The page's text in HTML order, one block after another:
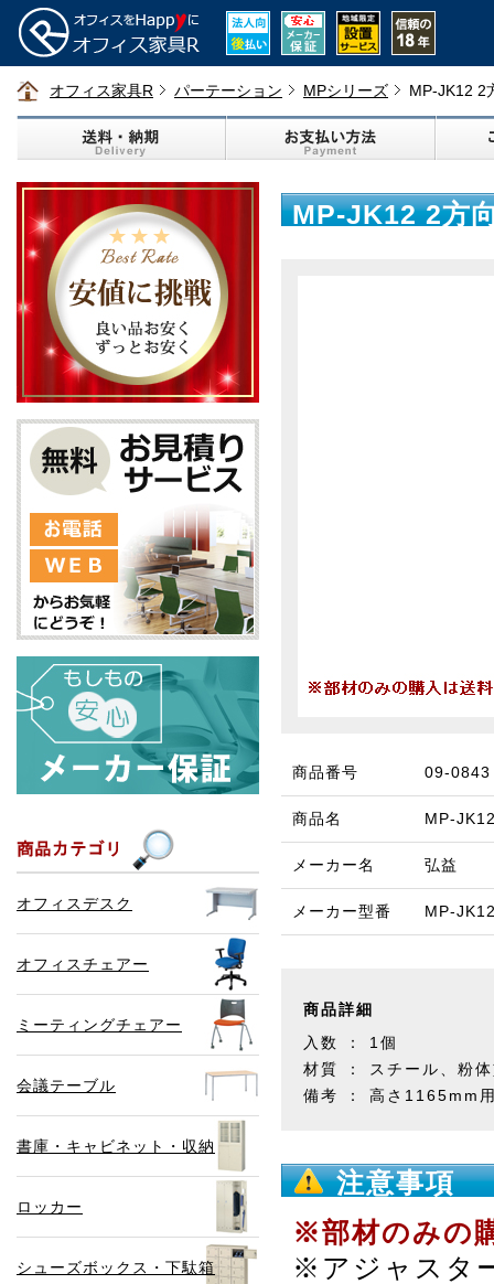
オフィス家具R パーテーション MPシリーズ MP-JK12 2
オフィスデスク
オフィスチェアー
ミーティングチェアー
会議テーブル
書庫・キャビネット・収納
ロッカー
シューズボックス・下駄箱
MP-JK12 2方
商品番号 09-0843
商品名 MP-
メーカー名 弘益
メーカー型番 MP-
商品詳細
入数 ： 1個
材質 ： スチール、粉
備考 ： 高さ1165mm
注意事項
※部材のみの
※アジャスタ